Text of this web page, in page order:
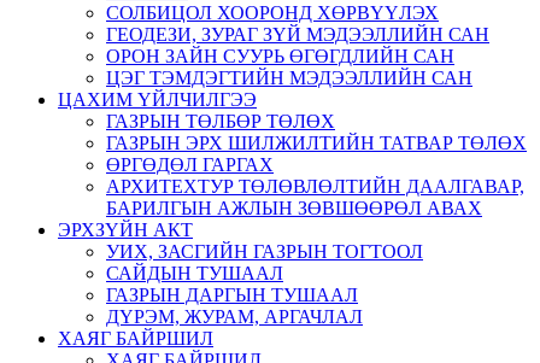
СОЛБИЦОЛ ХООРОНД ХӨРВҮҮЛЭХ
ГЕОДЕЗИ, ЗУРАГ ЗҮЙ МЭДЭЭЛЛИЙН САН
ОРОН ЗАЙН СУУРЬ ӨГӨГДЛИЙН САН
ЦЭГ ТЭМДЭГТИЙН МЭДЭЭЛЛИЙН САН
ЦАХИМ ҮЙЛЧИЛГЭЭ
ГАЗРЫН ТӨЛБӨР ТӨЛӨХ
ГАЗРЫН ЭРХ ШИЛЖИЛТИЙН ТАТВАР ТӨЛӨХ
ӨРГӨДӨЛ ГАРГАХ
АРХИТЕХТУР ТӨЛӨВЛӨЛТИЙН ДААЛГАВАР,
БАРИЛГЫН АЖЛЫН ЗӨВШӨӨРӨЛ АВАХ
ЭРХЗҮЙН АКТ
УИХ, ЗАСГИЙН ГАЗРЫН ТОГТООЛ
САЙДЫН ТУШААЛ
ГАЗРЫН ДАРГЫН ТУШААЛ
ДҮРЭМ, ЖУРАМ, АРГАЧЛАЛ
ХАЯГ БАЙРШИЛ